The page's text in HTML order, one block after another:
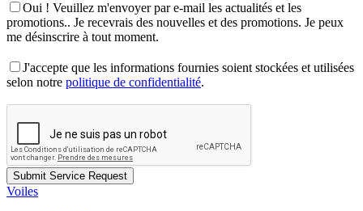
Oui ! Veuillez m'envoyer par e-mail les actualités et les
promotions.. Je recevrais des nouvelles et des promotions. Je peux
me désinscrire à tout moment.
J'accepte que les informations fournies soient stockées et utilisées
selon notre politique de confidentialité.
Voiles